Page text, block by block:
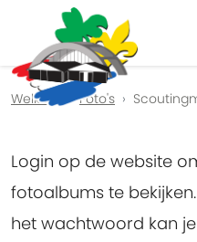
Previous
Welkom Foto's
Login op de website
fotoalbums te
het wachtwoord kan